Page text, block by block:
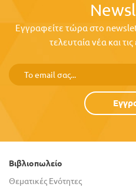
Εγγραφείτε τώρα στο
τελευταία νέα και
Βιβλιοπωλείο
Θεματικές Ενότητες